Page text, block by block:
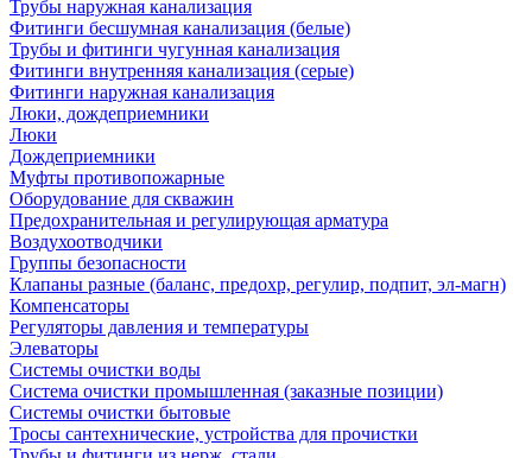
Трубы наружная канализация
Фитинги бесшумная канализация (белые)
Трубы и фитинги чугунная канализация
Фитинги внутренняя канализация (серые)
Фитинги наружная канализация
Люки, дождеприемники
Люки
Дождеприемники
Муфты противопожарные
Оборудование для скважин
Предохранительная и регулирующая арматура
Воздухоотводчики
Группы безопасности
Клапаны разные (баланс, предохр, регулир, подпит, эл-магн)
Компенсаторы
Регуляторы давления и температуры
Элеваторы
Системы очистки воды
Система очистки промышленная (заказные позиции)
Системы очистки бытовые
Тросы сантехнические, устройства для прочистки